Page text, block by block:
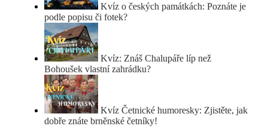
Kvíz o českých památkách: Poznáte je
podle popisu či fotek?
Kvíz: Znáš Chalupáře líp než
Bohoušek vlastní zahrádku?
Kvíz Četnické humoresky: Zjistěte, jak
dobře znáte brněnské četníky!